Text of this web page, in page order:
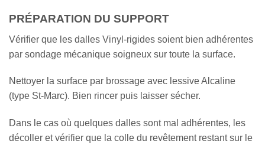
PRÉPARATION DU SUPPORT
Vérifier que les dalles Vinyl-rigides soient bien adhérentes
par sondage mécanique soigneux sur toute la surface.
Nettoyer la surface par brossage avec lessive Alcaline
(type St-Marc). Bien rincer puis laisser sécher.
Dans le cas où quelques dalles sont mal adhérentes, les
décoller et vérifier que la colle du revêtement restant sur le